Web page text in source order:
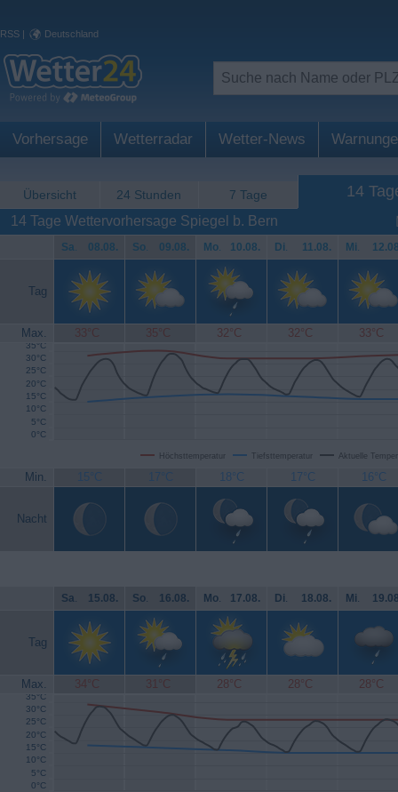
RSS | Deutschland
Vorhersage Wetterradar Wetter-News
Übersicht 24 Stunden 7 Tage 14
14 Tage Wettervorhersage Spiegel b. Bern
Sa. 08.08. So. 09.08. Mo. 10.08. Di. 11.08. Mi.
Tag
Max. 33°C 35°C 32°C 32°C 33°C
Höchsttemperatur Tiefsttemperatur Aktuelle
0°C
5°C
10°C
15°C
20°C
25°C
30°C
35°C
Min. 15°C 17°C 18°C 17°C 16°C
Nacht
Sa. 15.08. So. 16.08. Mo. 17.08. Di. 18.08. Mi.
Tag
Max. 34°C 31°C 28°C 28°C 28°C
0°C
5°C
10°C
15°C
20°C
25°C
30°C
35°C